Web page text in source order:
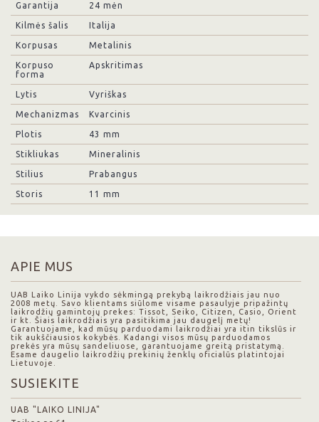
Garantija 24 mėn
Kilmės šalis Italija
Korpusas Metalinis
Korpuso
forma
Apskritimas
Lytis Vyriškas
Mechanizmas Kvarcinis
Plotis 43 mm
Stikliukas Mineralinis
Stilius Prabangus
Storis 11 mm
APIE MUS
UAB Laiko Linija vykdo sėkmingą prekybą laikrodžiais jau nuo
2008 metų. Savo klientams siūlome visame pasaulyje pripažintų
laikrodžių gamintojų prekes: Tissot, Seiko, Citizen, Casio, Orient
ir kt. Šiais laikrodžiais yra pasitikima jau daugelį metų!
Garantuojame, kad mūsų parduodami laikrodžiai yra itin tikslūs ir
tik aukščiausios kokybės. Kadangi visos mūsų parduodamos
prekės yra mūsų sandeliuose, garantuojame greitą pristatymą.
Esame daugelio laikrodžių prekinių ženklų oficialūs platintojai
Lietuvoje.
SUSIEKITE
UAB "LAIKO LINIJA"